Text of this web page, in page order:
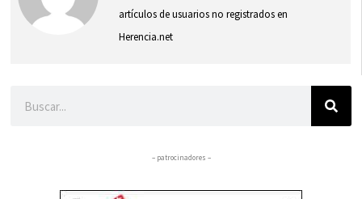
artículos de usuarios no registrados en
Herencia.net
– patrocinadores –